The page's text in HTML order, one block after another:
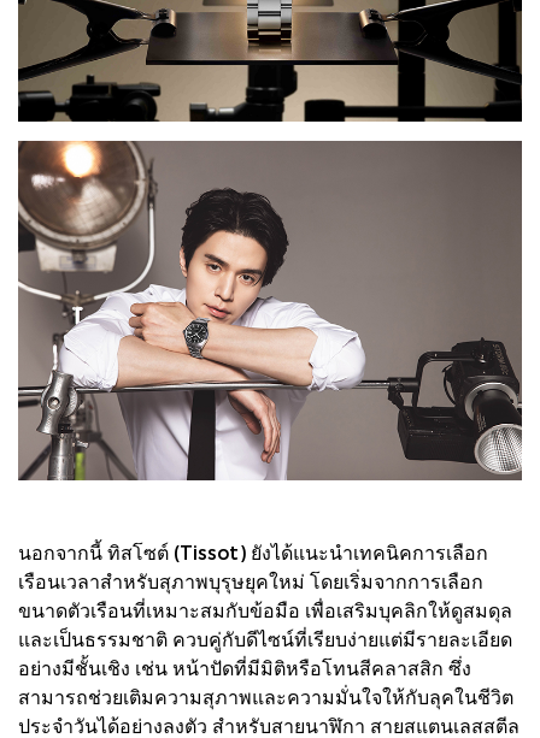
นอกจากนี้ ทิสโซต์ (Tissot) ยังได้แนะนำเทคนิคการเลือก
เรือนเวลาสำหรับสุภาพบุรุษยุคใหม่ โดยเริ่มจากการเลือก
ขนาดตัวเรือนที่เหมาะสมกับข้อมือ เพื่อเสริมบุคลิกให้ดูสมดุล
และเป็นธรรมชาติ ควบคู่กับดีไซน์ที่เรียบง่ายแต่มีรายละเอียด
อย่างมีชั้นเชิง เช่น หน้าปัดที่มีมิติหรือโทนสีคลาสสิก ซึ่ง
สามารถช่วยเติมความสุภาพและความมั่นใจให้กับลุคในชีวิต
ประจำวันได้อย่างลงตัว สำหรับสายนาฬิกา สายสแตนเลสสตีล